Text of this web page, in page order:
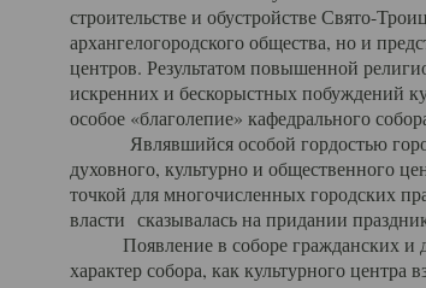
строительстве и обустройстве Свято-
архангелогородского общества, но и
центров. Результатом повышенной
искренних и бескорыстных побуждений
особое «благолепие» кафедрального
Являвшийся особой гордостью
духовного, культурно и общественного
точкой для многочисленных городских
власти сказывалась на придании
Появление в соборе гражданских и
характер собора, как культурного